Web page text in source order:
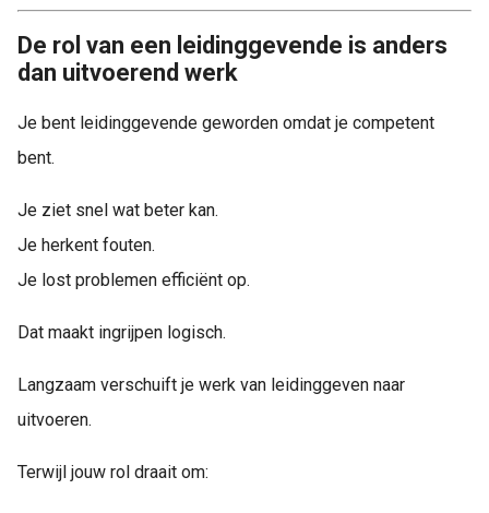
De rol van een leidinggevende is anders
dan uitvoerend werk
Je bent leidinggevende geworden omdat je competent
bent.
Je ziet snel wat beter kan.
Je herkent fouten.
Je lost problemen efficiënt op.
Dat maakt ingrijpen logisch.
Langzaam verschuift je werk van leidinggeven naar
uitvoeren.
Terwijl jouw rol draait om: